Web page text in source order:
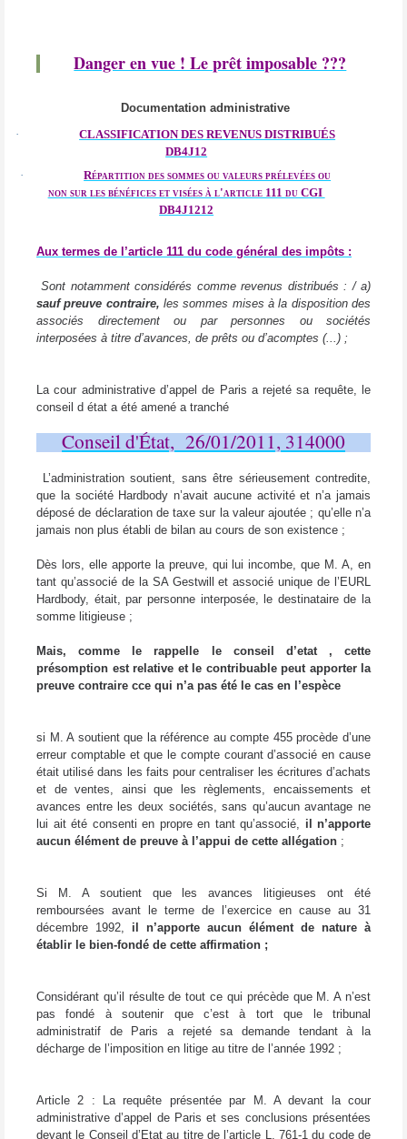
Danger en vue ! Le prêt imposable ???
Documentation administrative
·
CLASSIFICATION DES REVENUS DISTRIBUÉS
DB4J12
·
Répartition des sommes ou valeurs prélevées ou
non sur les bénéfices et visées à l'article 111 du CGI
DB4J1212
Aux termes de l’article 111 du code général des impôts :
Sont notamment considérés comme revenus distribués : / a)
sauf preuve contraire, les sommes mises à la disposition des
associés directement ou par personnes ou sociétés
interposées à titre d’avances, de prêts ou d’acomptes (...) ;
La cour administrative d’appel de Paris a rejeté sa requête, le
conseil d état a été amené a tranché
Conseil d'État, 26/01/2011, 314000
L’administration soutient, sans être sérieusement contredite,
que la société Hardbody n’avait aucune activité et n’a jamais
déposé de déclaration de taxe sur la valeur ajoutée ; qu’elle n’a
jamais non plus établi de bilan au cours de son existence ;
Dès lors, elle apporte la preuve, qui lui incombe, que M. A, en
tant qu’associé de la SA Gestwill et associé unique de l’EURL
Hardbody, était, par personne interposée, le destinataire de la
somme litigieuse ;
Mais, comme le rappelle le conseil d’etat , cette
présomption est relative et le contribuable peut apporter la
preuve contraire cce qui n’a pas été le cas en l’espèce
si M. A soutient que la référence au compte 455 procède d’une
erreur comptable et que le compte courant d’associé en cause
était utilisé dans les faits pour centraliser les écritures d’achats
et de ventes, ainsi que les règlements, encaissements et
avances entre les deux sociétés, sans qu’aucun avantage ne
lui ait été consenti en propre en tant qu’associé, il n’apporte
aucun élément de preuve à l’appui de cette allégation ;
Si M. A soutient que les avances litigieuses ont été
remboursées avant le terme de l’exercice en cause au 31
décembre 1992,
il n’apporte aucun élément de nature à
établir le bien-fondé de cette affirmation ;
Considérant qu’il résulte de tout ce qui précède que M. A n’est
pas fondé à soutenir que c’est à tort que le tribunal
administratif de Paris a rejeté sa demande tendant à la
décharge de l’imposition en litige au titre de l’année 1992 ;
Article 2 : La requête présentée par M. A devant la cour
administrative d’appel de Paris et ses conclusions présentées
devant le Conseil d’Etat au titre de l’article L. 761-1 du code de